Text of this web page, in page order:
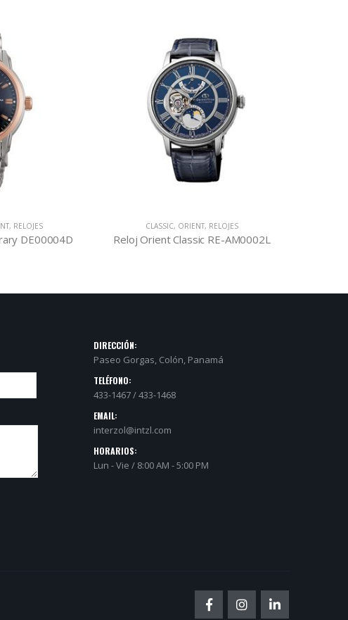
, RELOJES
DE00004D
CLASSIC, ORIENT, RELOJES
Reloj Orient Classic RE-AM0002L
DIRECCIÓN:
Paseo Gorgas, Colón, Panamá
TELÉFONO:
433-1467 / 433-1468
EMAIL:
interzol@intzl.com
HORARIOS:
Lun - Vie / 8:00 AM - 5:00 PM